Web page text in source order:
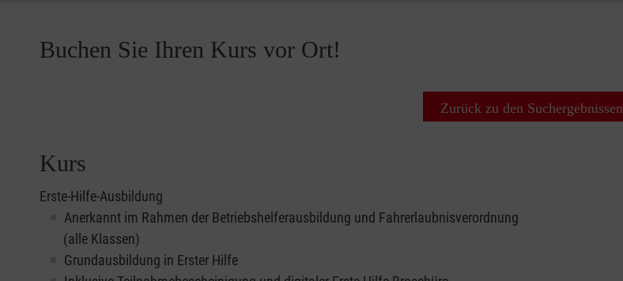
Buchen Sie Ihren Kurs vor Ort!
Zurück zu den Suchergebnissen
Kurs
Erste-Hilfe-Ausbildung
Anerkannt im Rahmen der Betriebshelferausbildung und Fahrerlaubnisverordnung
(alle Klassen)
Grundausbildung in Erster Hilfe